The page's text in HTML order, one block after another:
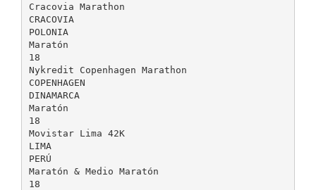
Cracovia Marathon
CRACOVIA
POLONIA
Maratón
18
Nykredit Copenhagen Marathon
COPENHAGEN
DINAMARCA
Maratón
18
Movistar Lima 42K
LIMA
PERÚ
Maratón & Medio Maratón
18